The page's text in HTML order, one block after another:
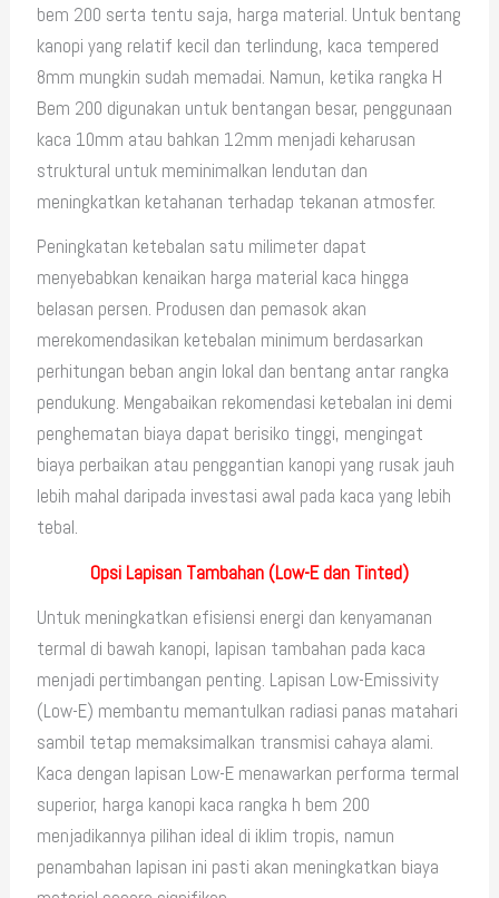
bem 200 serta tentu saja, harga material. Untuk bentang
kanopi yang relatif kecil dan terlindung, kaca tempered
8mm mungkin sudah memadai. Namun, ketika rangka H
Bem 200 digunakan untuk bentangan besar, penggunaan
kaca 10mm atau bahkan 12mm menjadi keharusan
struktural untuk meminimalkan lendutan dan
meningkatkan ketahanan terhadap tekanan atmosfer.
Peningkatan ketebalan satu milimeter dapat
menyebabkan kenaikan harga material kaca hingga
belasan persen. Produsen dan pemasok akan
merekomendasikan ketebalan minimum berdasarkan
perhitungan beban angin lokal dan bentang antar rangka
pendukung. Mengabaikan rekomendasi ketebalan ini demi
penghematan biaya dapat berisiko tinggi, mengingat
biaya perbaikan atau penggantian kanopi yang rusak jauh
lebih mahal daripada investasi awal pada kaca yang lebih
tebal.
Opsi Lapisan Tambahan (Low-E dan Tinted)
Untuk meningkatkan efisiensi energi dan kenyamanan
termal di bawah kanopi, lapisan tambahan pada kaca
menjadi pertimbangan penting. Lapisan Low-Emissivity
(Low-E) membantu memantulkan radiasi panas matahari
sambil tetap memaksimalkan transmisi cahaya alami.
Kaca dengan lapisan Low-E menawarkan performa termal
superior, harga kanopi kaca rangka h bem 200
menjadikannya pilihan ideal di iklim tropis, namun
penambahan lapisan ini pasti akan meningkatkan biaya